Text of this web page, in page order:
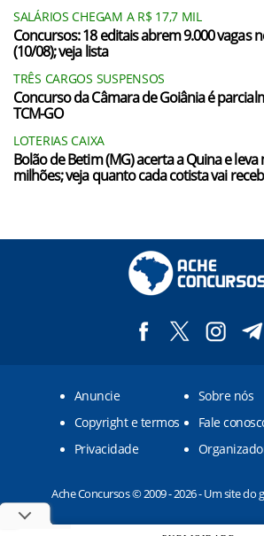
SALÁRIOS CHEGAM A R$ 17,7 MIL
Concursos: 18 editais abrem 9.000 vagas
(10/08); veja lista
TRÊS CARGOS SUSPENSOS
Concurso da Câmara de Goiânia é
TCM-GO
LOTERIAS CAIXA
Bolão de Betim (MG) acerta a Quina e leva
milhões; veja quanto cada cotista vai
Anuncie
Sobre nós
Copyright e termos
Fale
Privacidade
Ache Concursos © 2009 - 2026 - Um site do